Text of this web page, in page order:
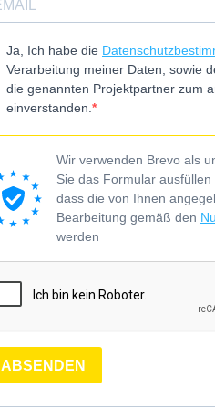
Ja, Ich habe die
Verarbeitung meiner Daten, sowie
die genannten Projektpartner zum
einverstanden.
Wir verwenden Brevo als
Sie das Formular
dass die von Ihnen
Bearbeitung gemäß den
werden
ABSENDEN